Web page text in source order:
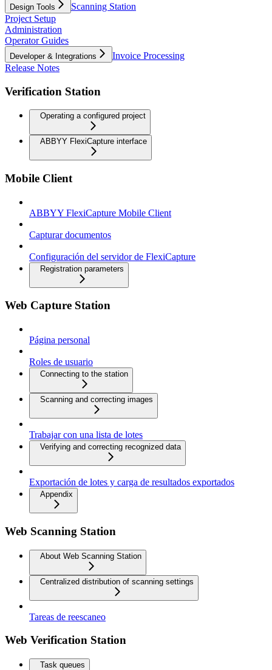
Design Tools
Scanning Station
Project Setup
Administration
Operator Guides
Developer & Integrations
Invoice Processing
Release Notes
Verification Station
Operating a configured project
ABBYY FlexiCapture interface
Mobile Client
ABBYY FlexiCapture Mobile Client
Capturar documentos
Configuración del servidor de FlexiCapture
Registration parameters
Web Capture Station
Página personal
Roles de usuario
Connecting to the station
Scanning and correcting images
Trabajar con una lista de lotes
Verifying and correcting recognized data
Exportación de lotes y carga de resultados exportados
Appendix
Web Scanning Station
About Web Scanning Station
Centralized distribution of scanning settings
Tareas de reescaneo
Web Verification Station
Task queues